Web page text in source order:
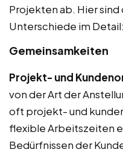
Projekten ab. Hier
Unterschiede im Detail:
Gemeinsamkeiten
Projekt- und
von der Art der
oft projekt- und
flexible Arbeitszeiten
Bedürfnissen der